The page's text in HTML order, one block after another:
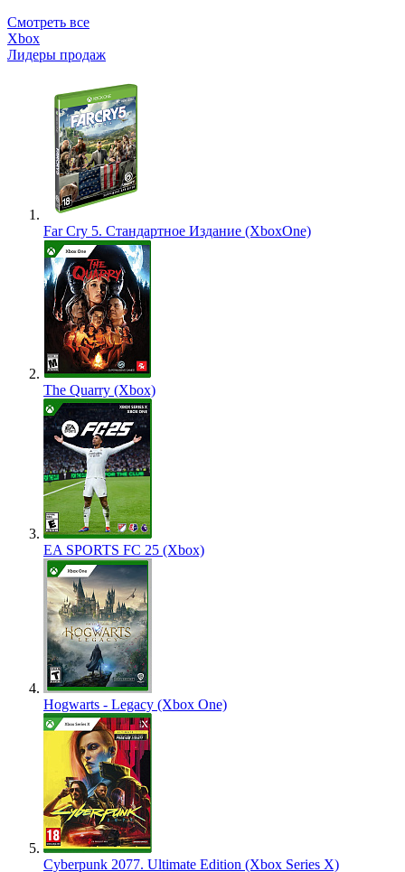
Смотреть все
Xbox
Лидеры продаж
Far Cry 5. Стандартное Издание (XboxOne)
The Quarry (Xbox)
EA SPORTS FC 25 (Xbox)
Hogwarts - Legacy (Xbox One)
Cyberpunk 2077. Ultimate Edition (Xbox Series X)